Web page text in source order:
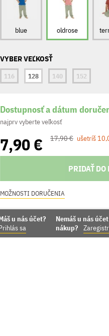
blue oldrose
VYBER VEĽKOSŤ
116
128 140 152
Dostupnosť a dátum
najprv vyberte veľkosť
7,90 € 17,90 € ušetríš
PRIDAŤ DO
MOŽNOSTI DORUČENIA
u nás účet?
sa
Nemáš u nás
nákup?